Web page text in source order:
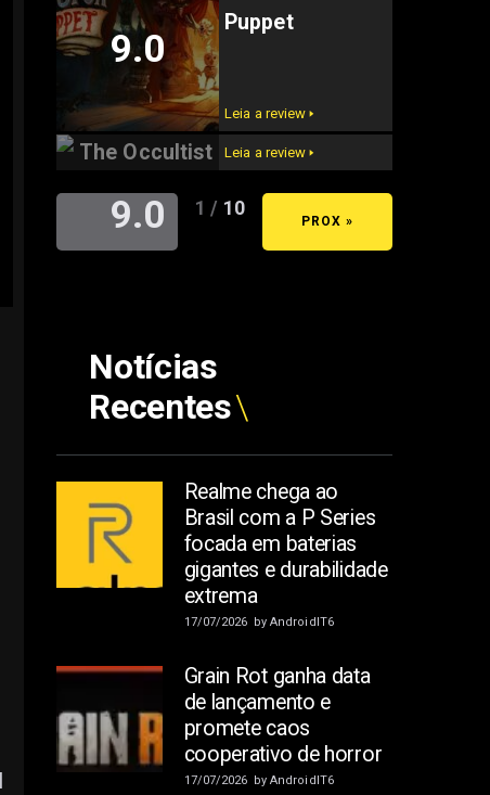
Puppet
9.0
Leia a review 🢒
The Occultist
9.0
Leia a review 🢒
« ANT
1 / 10
PROX »
Notícias
Recentes
Realme chega ao
Brasil com a P Series
focada em baterias
gigantes e durabilidade
extrema
17/07/2026 by AndroidIT6
Grain Rot ganha data
de lançamento e
promete caos
cooperativo de horror
17/07/2026 by AndroidIT6